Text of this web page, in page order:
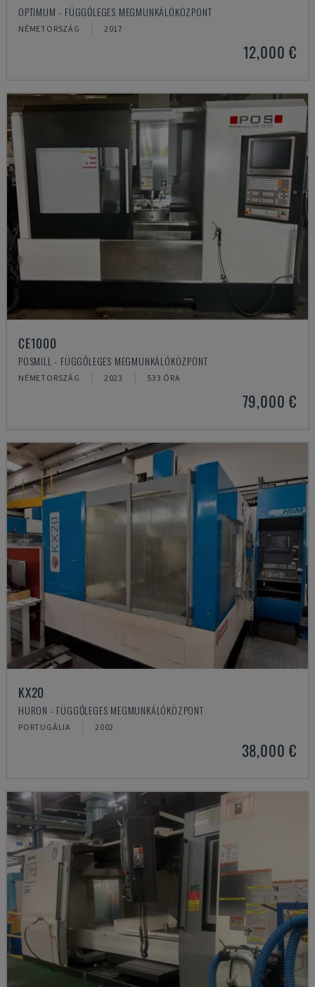
OPTIMUM - FÜGGŐLEGES MEGMUNKÁLÓKÖZPONT
NÉMETORSZÁG 2017
12,000 €
CE1000
POSMILL - FÜGGŐLEGES MEGMUNKÁLÓKÖZPONT
NÉMETORSZÁG 2023 533 ÓRA
79,000 €
KX20
HURON - FÜGGŐLEGES MEGMUNKÁLÓKÖZPONT
PORTUGÁLIA 2002
38,000 €